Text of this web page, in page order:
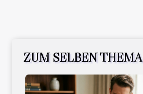
ZUM SELBEN THEMA